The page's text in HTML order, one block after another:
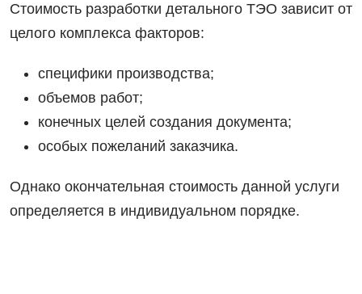
Стоимость разработки детального ТЭО зависит от
целого комплекса факторов:
специфики производства;
объемов работ;
конечных целей создания документа;
особых пожеланий заказчика.
Однако окончательная стоимость данной услуги
определяется в индивидуальном порядке.